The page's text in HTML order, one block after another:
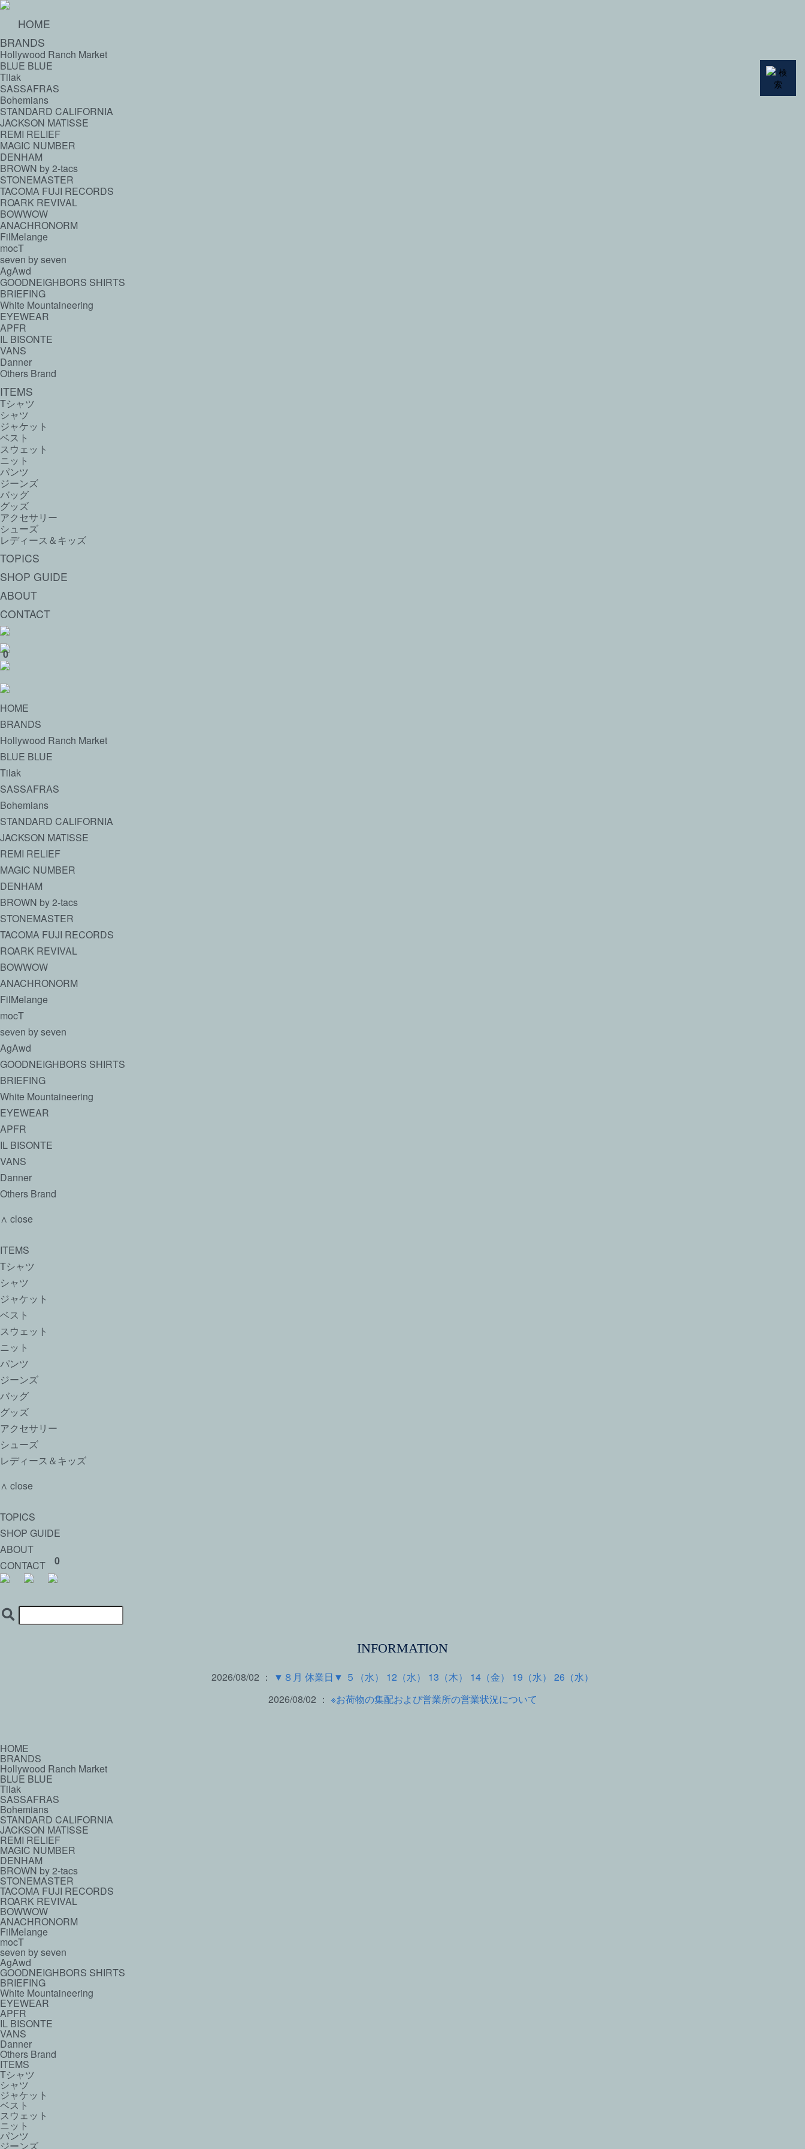
HOME
BRANDS
Hollywood Ranch Market
BLUE BLUE
Tilak
SASSAFRAS
Bohemians
STANDARD CALIFORNIA
JACKSON MATISSE
REMI RELIEF
MAGIC NUMBER
DENHAM
BROWN by 2-tacs
STONEMASTER
TACOMA FUJI RECORDS
ROARK REVIVAL
BOWWOW
ANACHRONORM
FilMelange
mocT
seven by seven
AgAwd
GOODNEIGHBORS SHIRTS
BRIEFING
White Mountaineering
EYEWEAR
APFR
IL BISONTE
VANS
Danner
Others Brand
ITEMS
Tシャツ
シャツ
ジャケット
ベスト
スウェット
ニット
パンツ
ジーンズ
バッグ
グッズ
アクセサリー
シューズ
レディース＆キッズ
TOPICS
SHOP GUIDE
ABOUT
CONTACT
0
HOME
BRANDS
Hollywood Ranch Market
BLUE BLUE
Tilak
SASSAFRAS
Bohemians
STANDARD CALIFORNIA
JACKSON MATISSE
REMI RELIEF
MAGIC NUMBER
DENHAM
BROWN by 2-tacs
STONEMASTER
TACOMA FUJI RECORDS
ROARK REVIVAL
BOWWOW
ANACHRONORM
FilMelange
mocT
seven by seven
AgAwd
GOODNEIGHBORS SHIRTS
BRIEFING
White Mountaineering
EYEWEAR
APFR
IL BISONTE
VANS
Danner
Others Brand
∧ close
ITEMS
Tシャツ
シャツ
ジャケット
ベスト
スウェット
ニット
パンツ
ジーンズ
バッグ
グッズ
アクセサリー
シューズ
レディース＆キッズ
∧ close
TOPICS
SHOP GUIDE
ABOUT
CONTACT
0
INFORMATION
2026/08/02 ：
▼８月 休業日▼ ５（水） 12（水） 13（木） 14（金） 19（水） 26（水）
2026/08/02 ： ※お荷物の集配および営業所の営業状況について
HOME
BRANDS
Hollywood Ranch Market
BLUE BLUE
Tilak
SASSAFRAS
Bohemians
STANDARD CALIFORNIA
JACKSON MATISSE
REMI RELIEF
MAGIC NUMBER
DENHAM
BROWN by 2-tacs
STONEMASTER
TACOMA FUJI RECORDS
ROARK REVIVAL
BOWWOW
ANACHRONORM
FilMelange
mocT
seven by seven
AgAwd
GOODNEIGHBORS SHIRTS
BRIEFING
White Mountaineering
EYEWEAR
APFR
IL BISONTE
VANS
Danner
Others Brand
ITEMS
Tシャツ
シャツ
ジャケット
ベスト
スウェット
ニット
パンツ
ジーンズ